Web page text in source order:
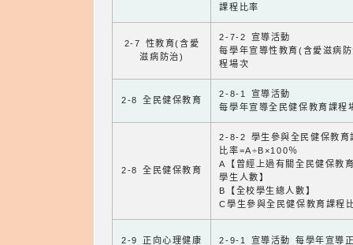
課程比率
2-7 性教育(含愛
滋病防治)
2-7-2 宣導活動
每學年宣導性教育(含愛滋病
程場次
2-8 全民健保教育
2-8-1 宣導活動
每學年宣導全民健保教育課程
2-8 全民健保教育
2-8-2 學生參與全民健保教育
比率=A÷B×100％
A【曾經上過有關全民健保教
學生人數】
B【全校學生總人數】
C學生參與全民健保教育課程
2-9 正向心理健康 2-9-1 宣導活動 每學年宣導